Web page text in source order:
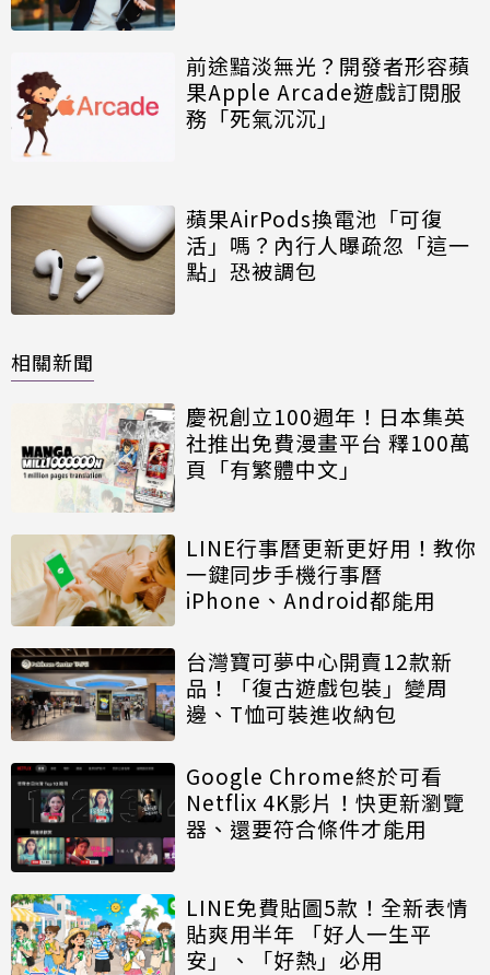
前途黯淡無光？開發者形容蘋
果Apple Arcade遊戲訂閱服
務「死氣沉沉」
蘋果AirPods換電池「可復
活」嗎？內行人曝疏忽「這一
點」恐被調包
相關新聞
慶祝創立100週年！日本集英
社推出免費漫畫平台 釋100萬
頁「有繁體中文」
LINE行事曆更新更好用！教你
一鍵同步手機行事曆
iPhone、Android都能用
台灣寶可夢中心開賣12款新
品！「復古遊戲包裝」變周
邊、T恤可裝進收納包
Google Chrome終於可看
Netflix 4K影片！快更新瀏覽
器、還要符合條件才能用
LINE免費貼圖5款！全新表情
貼爽用半年 「好人一生平
安」、「好熱」必用